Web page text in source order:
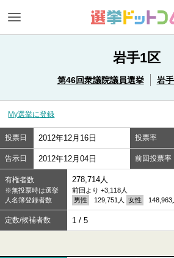
岩手1区
第46回衆議院議員選挙 岩
My選挙に登録
投票日 2012年12月16日 投票率
告示日 2012年12月04日 前回投票率
有権者数
※無投票時は選挙
人名簿登録者数
278,714人
前回より +3,118人
男性
129,751人 女性 148,963
定数/候補者数 1 / 5